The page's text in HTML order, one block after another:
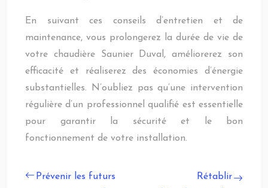
En suivant ces conseils d’entretien et de
maintenance, vous prolongerez la durée de vie de
votre chaudière Saunier Duval, améliorerez son
efficacité et réaliserez des économies d’énergie
substantielles. N’oubliez pas qu’une intervention
régulière d’un professionnel qualifié est essentielle
pour garantir la sécurité et le bon
fonctionnement de votre installation.
Prévenir les futurs
Rétablir